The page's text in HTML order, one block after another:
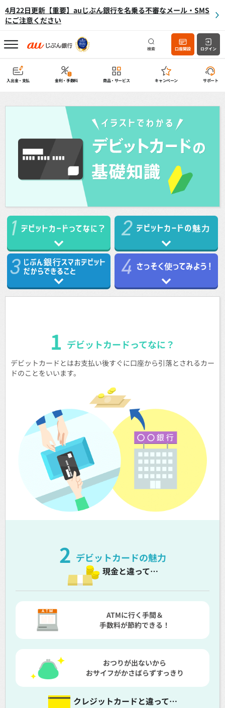
4月22日更新【重要】auじぶん銀行を名乗る不審なメール・SMS
にご注意ください
検索 口座開設 ログイン
入出金・支払 金利・手数料 商品・サービス キャンペーン サポート
1 デビットカードってなに？
デビットカードとはお支払い後すぐに口座から引落とされるカー
ドのことをいいます。
2 デビットカードの魅力
現金と違って…
ATMに行く手間＆
手数料が節約できる！
おつりが出ないから
おサイフがかさばらずすっきり
クレジットカードと違って…